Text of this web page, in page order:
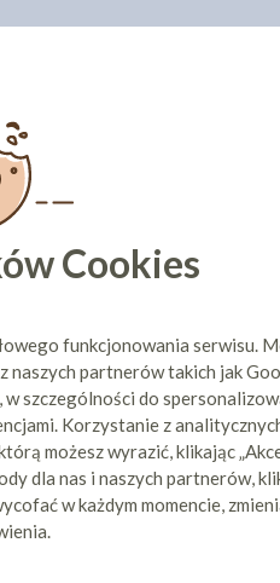
Cookies
funkcjonowania serwisu.
naszych partnerów takich jak
szczególności do
Korzystanie z
możesz wyrazić, klikając
dla nas i naszych partnerów,
w każdym momencie,